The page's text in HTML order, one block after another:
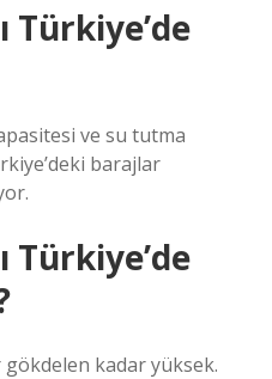
Türkiye’de
ve su tutma
barajlar
Türkiye’de
kadar yüksek.